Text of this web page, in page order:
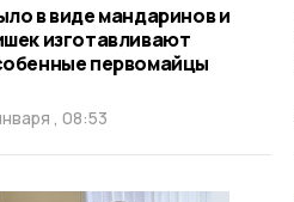
в виде мандаринов и
изготавливают
первомайцы
, 08:53